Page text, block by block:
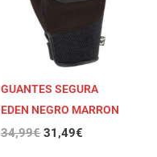
GUANTES SEGURA
EDEN NEGRO MARRON
34,99€ 31,49€